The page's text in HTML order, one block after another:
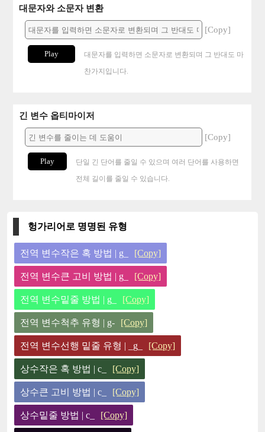
대문자와 소문자 변환
[Copy]
Play
대문자를 입력하면 소문자로 변환되며 그 반대도 마
찬가지입니다.
긴 변수 옵티마이저
[Copy]
Play
단일 긴 단어를 줄일 수 있으며 여러 단어를 사용하면
전체 길이를 줄일 수 있습니다.
헝가리어로 명명된 유형
전역 변수작은 혹 방법 | g_ [Copy]
전역 변수큰 고비 방법 | g_ [Copy]
전역 변수밑줄 방법 | g_ [Copy]
전역 변수척추 유형 | g- [Copy]
전역 변수선행 밑줄 유형 | _g_ [Copy]
상수작은 혹 방법 | c_ [Copy]
상수큰 고비 방법 | c_ [Copy]
상수밑줄 방법 | c_ [Copy]